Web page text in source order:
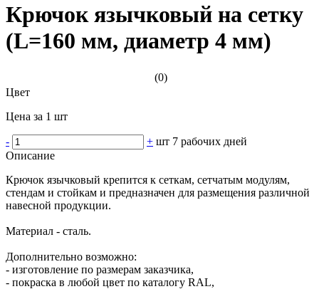
Крючок язычковый на сетку
(L=160 мм, диаметр 4 мм)
(0)
Цвет
Цена за 1 шт
- + шт 7 рабочих дней
Описание
Крючок язычковый крепится к сеткам, сетчатым модулям,
стендам и стойкам и предназначен для размещения различной
навесной продукции.
Материал - сталь.
Дополнительно возможно:
- изготовление по размерам заказчика,
- покраска в любой цвет по каталогу RAL,